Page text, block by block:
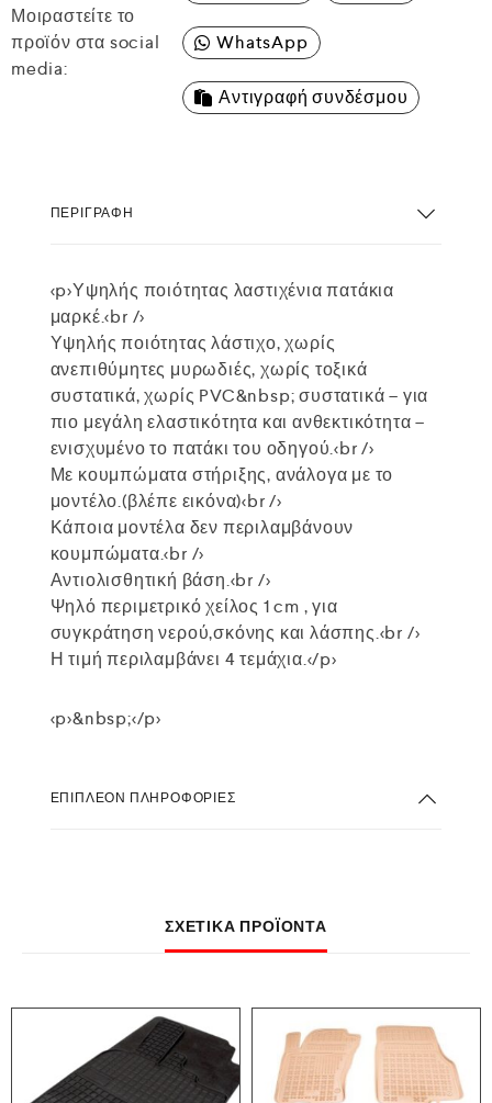
Μοιραστείτε το
προϊόν στα social
media:
WhatsApp
Αντιγραφή συνδέσμου
ΠΕΡΙΓΡΑΦΉ
<p>Υψηλής ποιότητας λαστιχένια πατάκια
μαρκέ.<br />
Υψηλής ποιότητας λάστιχο, χωρίς
ανεπιθύμητες μυρωδιές, χωρίς τοξικά
συστατικά, χωρίς PVC&nbsp; συστατικά – για
πιο μεγάλη ελαστικότητα και ανθεκτικότητα –
ενισχυμένο το πατάκι του οδηγού.<br />
Με κουμπώματα στήριξης, ανάλογα με το
μοντέλο.(βλέπε εικόνα)<br />
Κάποια μοντέλα δεν περιλαμβάνουν
κουμπώματα.<br />
Αντιολισθητική βάση.<br />
Ψηλό περιμετρικό χείλος 1 cm , για
συγκράτηση νερού,σκόνης και λάσπης.<br />
Η τιμή περιλαμβάνει 4 τεμάχια.</p>
<p>&nbsp;</p>
ΕΠΙΠΛΈΟΝ ΠΛΗΡΟΦΟΡΊΕΣ
ΣΧΕΤΙΚΆ ΠΡΟΪΌΝΤΑ